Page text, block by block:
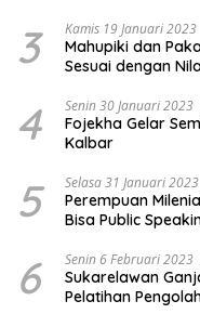
3 Kamis 19 Januari 2023
Mahupiki dan
Sesuai dengan
4 Senin 30 Januari 2023
Fojekha Gelar
Kalbar
5 Selasa 31 Januari 2023
Perempuan
Bisa Public
6 Senin 6 Februari 2023
Sukarelawan
Pelatihan